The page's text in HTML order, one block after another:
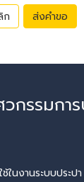
ก ส่งคำขอ
รรมการ
นงานระบบประป